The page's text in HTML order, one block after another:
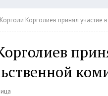
ГЕН. ПЛАН
Корголиев принял участие